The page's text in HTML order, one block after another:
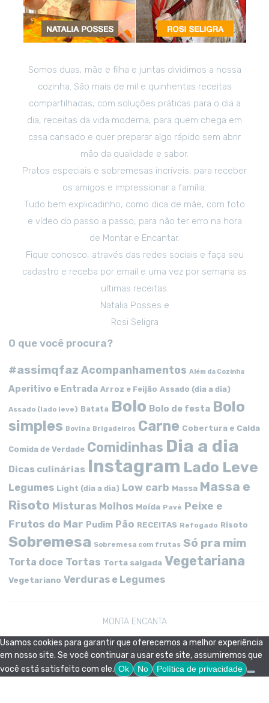
Somos duas, mãe e filha e juntas dividimos a nossa
cozinha. São mais de mil e quinhentas receitas
compartilhadas, com soluções práticas para o dia a
dia, receitas da vida moderna, para quem chega em
casa cansado e quer preparar algo rápido sem abrir
mão da qualidade e sabor.
Pratos especiais e sobremesas incríveis, para receber
os amigos e impressionar a família.
Tudo bem explicadinho, como dica de mãe, com foto
e vídeo do passo a passo, para não ter erro na hora
de Montar e Encantar.
Fique conosco, através das redes sociais e faça seu
cadastro e receba por email e uma vez por semana as
ultimas receitas.
Natalia Posses e
Rosi Seligra
O que você procura?
#assimqfaz Acompanhamentos Além da Cozinha
Aperitivo e Entrada Arroz e Feijão Assado (dia a dia)
Assado (lado leve) Batata Bolo Bolo de festa Bolo
simples Bovina Brigadeiros Carne Cobertura e Calda
Comida de Verdade Comidinhas Dia a dia
Dicas culinárias Instagram Lado Leve
Legumes Light (dia a dia) Low carb Massa Massa e
Risoto Misturas Molhos Moída Pavê Peixe e
Frutos do Mar Pudim Pão RECEITAS Refogado Risoto
Sobremesa Sobremesa com frutas Só pra mim
Torta doce Tortas Torta salgada Vegetariana
Vegetariano Verduras e Legumes
MONTA ENCANTA
Usamos cookies para garantir que oferecemos a melhor experiência
em nosso site. Se você continuar a usar este site, assumiremos que
você está satisfeito com ele. Ok No Política de privacidade